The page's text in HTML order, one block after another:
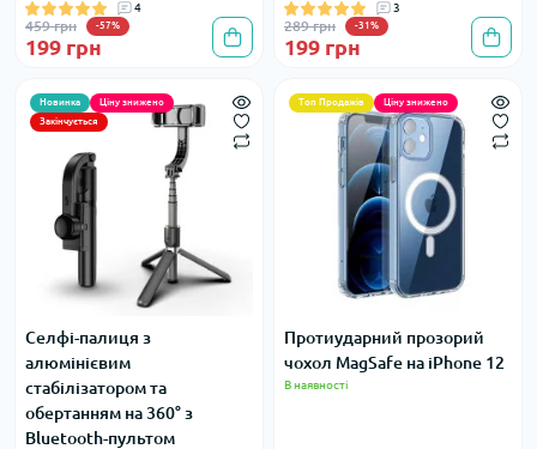
4
459 грн -57%
199 грн
3
289 грн -31%
199 грн
Новинка
Ціну знижено
Закінчується
Селфі-палиця з
алюмінієвим
стабілізатором та
обертанням на 360° з
Bluetooth-пультом
Топ Продажів Ціну знижено
Протиударний прозорий
чохол MagSafe на iPhone 12
В наявності